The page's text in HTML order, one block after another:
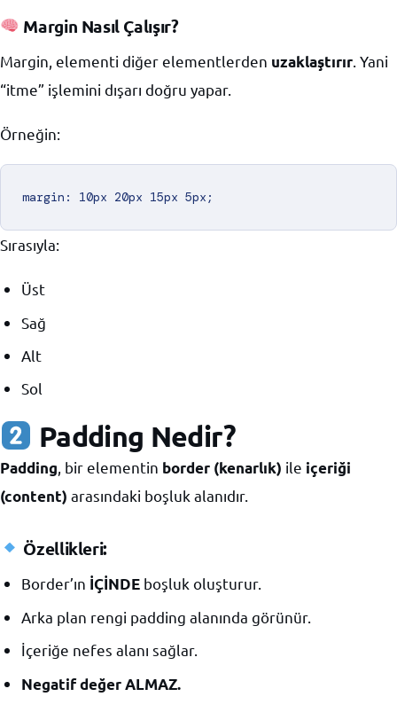
Margin Nasıl Çalışır?
Margin, elementi diğer elementlerden uzaklaştırır . Yani
“itme” işlemini dışarı doğru yapar.
Örneğin:
Sırasıyla:
Üst
Sağ
Alt
Sol
Padding Nedir?
Padding , bir elementin border (kenarlık) ile içeriği
(content) arasındaki boşluk alanıdır.
Özellikleri:
Border’ın İÇİNDE boşluk oluşturur.
Arka plan rengi padding alanında görünür.
İçeriğe nefes alanı sağlar.
Negatif değer ALMAZ.